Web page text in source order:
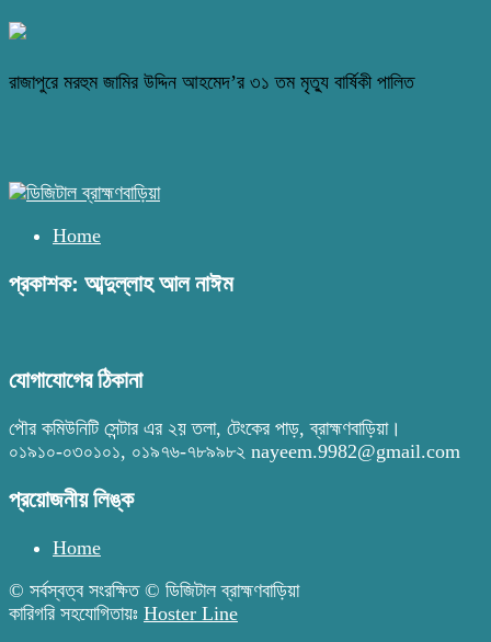
রাজাপুরে মরহুম জামির উদ্দিন আহমেদ’র ৩১ তম মৃত্যু বার্ষিকী পালিত
Home
প্রকাশক: আব্দুল্লাহ আল নাঈম
যোগাযোগের ঠিকানা
পৌর কমিউনিটি সেন্টার এর ২য় তলা, টেংকের পাড়, ব্রাহ্মণবাড়িয়া।
০১৯১০-০৩০১০১, ০১৯৭৬-৭৮৯৯৮২ nayeem.9982@gmail.com
প্রয়োজনীয় লিঙ্ক
Home
© সর্বস্বত্ব সংরক্ষিত © ডিজিটাল ব্রাহ্মণবাড়িয়া
কারিগরি সহযোগিতায়ঃ Hoster Line